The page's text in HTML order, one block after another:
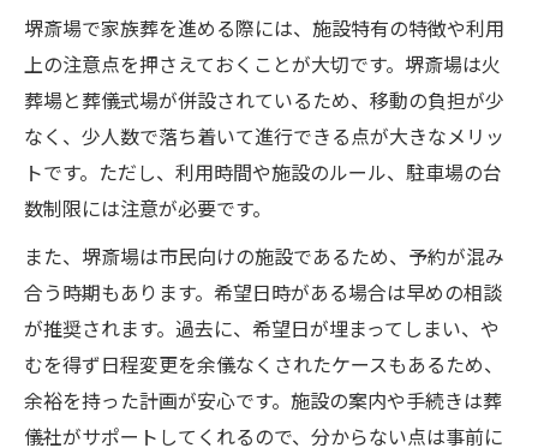
堺斎場で家族葬を進める際には、施設特有の特徴や利用
上の注意点を押さえておくことが大切です。堺斎場は火
葬場と葬儀式場が併設されているため、移動の負担が少
なく、少人数で落ち着いて進行できる点が大きなメリッ
トです。ただし、利用時間や施設のルール、駐車場の台
数制限には注意が必要です。
また、堺斎場は市民向けの施設であるため、予約が混み
合う時期もあります。希望日時がある場合は早めの相談
が推奨されます。過去に、希望日が埋まってしまい、や
むを得ず日程変更を余儀なくされたケースもあるため、
余裕を持った計画が安心です。施設の案内や手続きは葬
儀社がサポートしてくれるので、分からない点は事前に